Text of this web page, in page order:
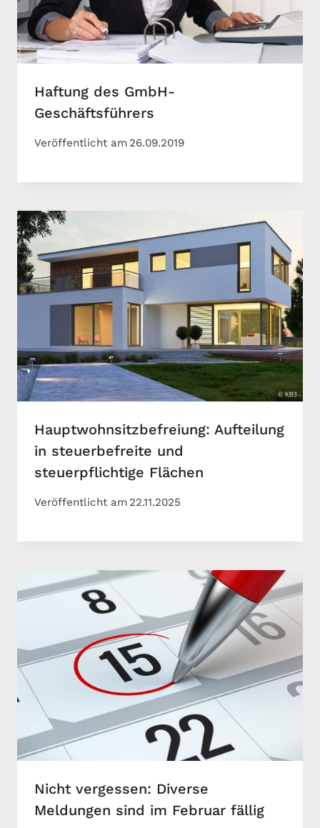
Haftung des GmbH-
Geschäftsführers
Veröffentlicht am 26.09.2019
Hauptwohnsitzbefreiung: Aufteilung
in steuerbefreite und
steuerpflichtige Flächen
Veröffentlicht am 22.11.2025
Nicht vergessen: Diverse
Meldungen sind im Februar fällig